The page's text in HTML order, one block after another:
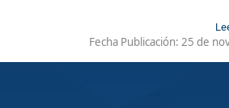
Fecha Publicación: 25 de